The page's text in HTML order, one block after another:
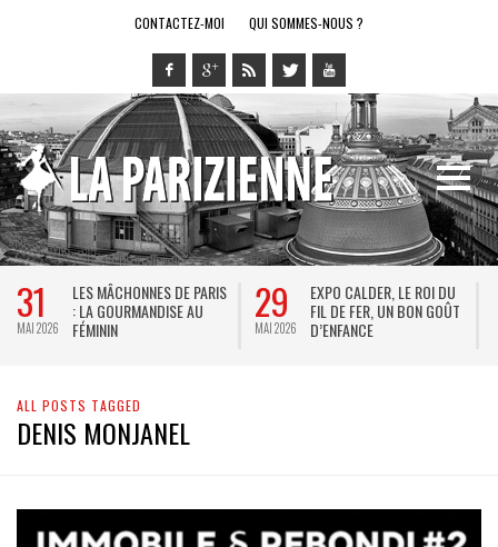
CONTACTEZ-MOI QUI SOMMES-NOUS ?
31
MAI 2026
LES MÂCHONNES DE PARIS
: LA GOURMANDISE AU
FÉMININ
29
MAI 2026
EXPO CALDER, LE ROI DU
FIL DE FER, UN BON GOÛT
D’ENFANCE
ALL POSTS TAGGED
DENIS MONJANEL